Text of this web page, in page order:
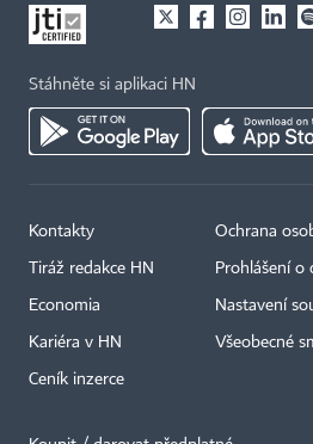
Stáhněte si aplikaci HN
Kontakty
Tiráž redakce HN
Economia
Kariéra v HN
Ceník inzerce
Ochrana
Prohlášení o
Nastavení
Všeobecné